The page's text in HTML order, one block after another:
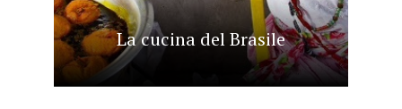
La cucina del Brasile